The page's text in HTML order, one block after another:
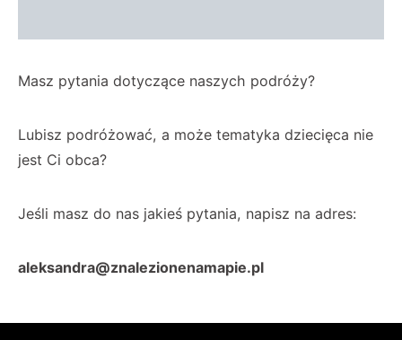
Masz pytania dotyczące naszych podróży?
Lubisz podróżować, a może tematyka dziecięca nie
jest Ci obca?
Jeśli masz do nas jakieś pytania, napisz na adres:
aleksandra@znalezionenamapie.pl